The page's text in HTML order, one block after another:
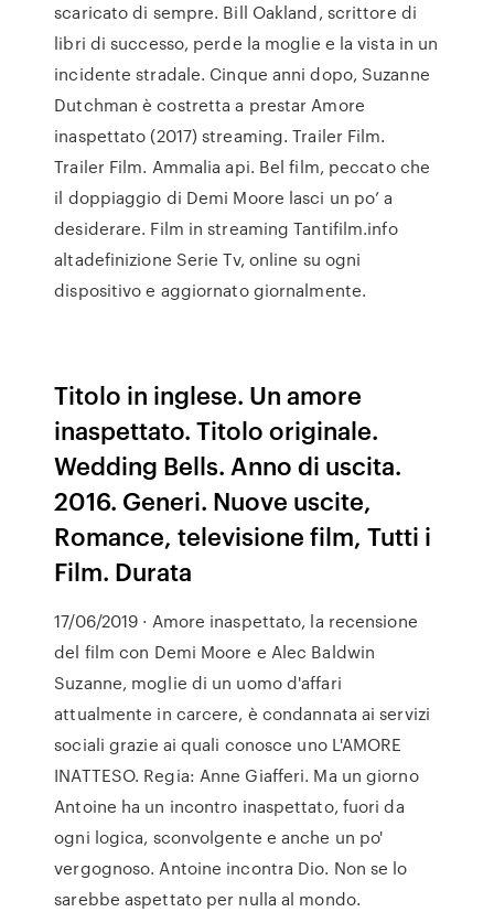
scaricato di sempre. Bill Oakland, scrittore di
libri di successo, perde la moglie e la vista in un
incidente stradale. Cinque anni dopo, Suzanne
Dutchman è costretta a prestar Amore
inaspettato (2017) streaming. Trailer Film.
Trailer Film. Ammalia api. Bel film, peccato che
il doppiaggio di Demi Moore lasci un po’ a
desiderare. Film in streaming Tantifilm.info
altadefinizione Serie Tv, online su ogni
dispositivo e aggiornato giornalmente.
Titolo in inglese. Un amore
inaspettato. Titolo originale.
Wedding Bells. Anno di uscita.
2016. Generi. Nuove uscite,
Romance, televisione film, Tutti i
Film. Durata
17/06/2019 · Amore inaspettato, la recensione
del film con Demi Moore e Alec Baldwin
Suzanne, moglie di un uomo d'affari
attualmente in carcere, è condannata ai servizi
sociali grazie ai quali conosce uno L'AMORE
INATTESO. Regia: Anne Giafferi. Ma un giorno
Antoine ha un incontro inaspettato, fuori da
ogni logica, sconvolgente e anche un po'
vergognoso. Antoine incontra Dio. Non se lo
sarebbe aspettato per nulla al mondo.